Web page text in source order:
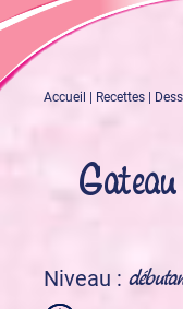
Accueil Recettes
Niveau :